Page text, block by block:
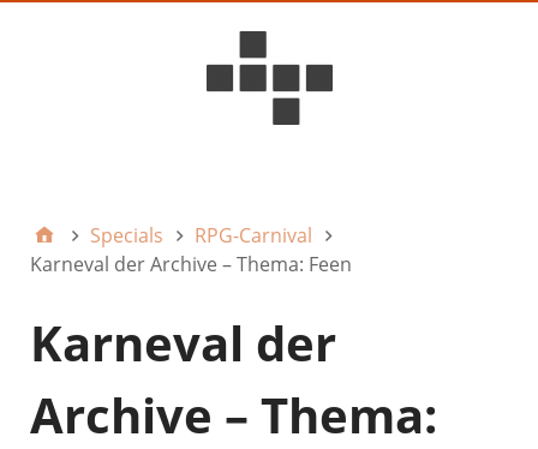
Specials
RPG-Carnival
Karneval der Archive – Thema: Feen
Karneval der
Archive – Thema: